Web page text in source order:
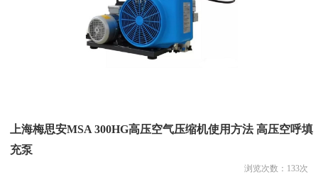
上海梅思安MSA 300HG高压空气压缩机使用方法 高压空呼填
充泵
浏览次数： 133次